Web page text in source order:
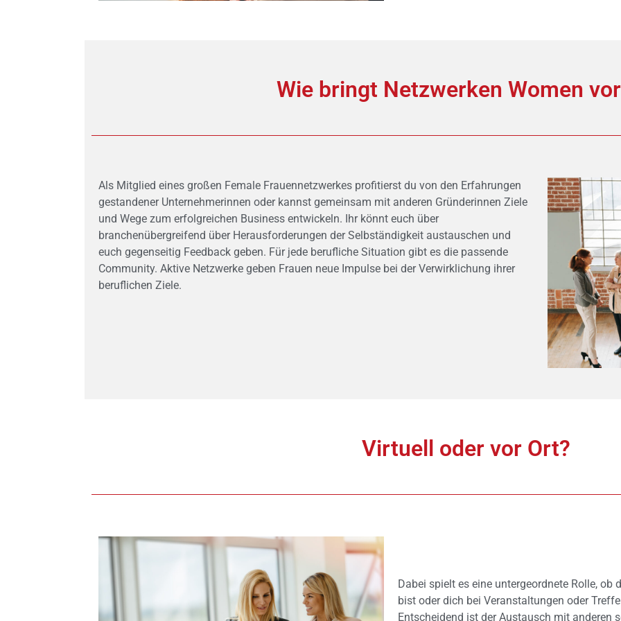
Wie bringt Netzwerken Women
Als Mitglied eines großen Female Frauennetzwerkes profitierst du von den Erfahrungen
gestandener Unternehmerinnen oder kannst gemeinsam mit anderen Gründerinnen Ziele
und Wege zum erfolgreichen Business entwickeln. Ihr könnt euch über
branchenübergreifend über Herausforderungen der Selbständigkeit austauschen und
euch gegenseitig Feedback geben. Für jede berufliche Situation gibt es die passende
Community. Aktive Netzwerke geben Frauen neue Impulse bei der Verwirklichung ihrer
beruflichen Ziele.
Virtuell oder vor Ort?
Dabei spielt es eine untergeordnete Rolle,
bist oder dich bei Veranstaltungen oder
Entscheidend ist der Austausch mit anderen